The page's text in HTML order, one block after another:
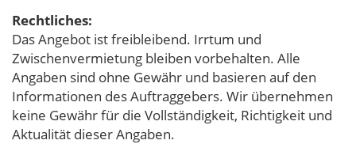
Rechtliches:
Das Angebot ist freibleibend. Irrtum und
Zwischenvermietung bleiben vorbehalten. Alle
Angaben sind ohne Gewähr und basieren auf den
Informationen des Auftraggebers. Wir übernehmen
keine Gewähr für die Vollständigkeit, Richtigkeit und
Aktualität dieser Angaben.